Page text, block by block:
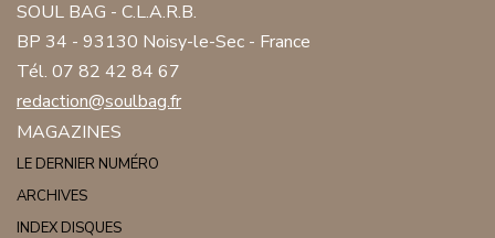
SOUL BAG - C.L.A.R.B.
BP 34 - 93130 Noisy-le-Sec - France
Tél. 07 82 42 84 67
redaction@soulbag.fr
MAGAZINES
LE DERNIER NUMÉRO
ARCHIVES
INDEX DISQUES